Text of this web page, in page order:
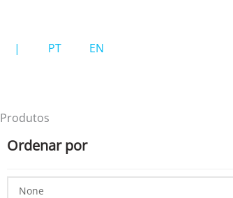
| PT EN
Produtos
Ordenar por